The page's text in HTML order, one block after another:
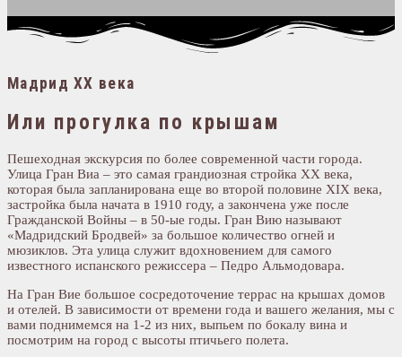
Мадрид XX века
Или прогулка по крышам
Пешеходная экскурсия по более современной части города.
Улица Гран Виа – это самая грандиозная стройка XX века,
которая была запланирована еще во второй половине XIX века,
застройка была начата в 1910 году, а закончена уже после
Гражданской Войны – в 50-ые годы. Гран Вию называют
«Мадридский Бродвей» за большое количество огней и
мюзиклов. Эта улица служит вдохновением для самого
известного испанского режиссера – Педро Альмодовара.
На Гран Вие большое сосредоточение террас на крышах домов
и отелей. В зависимости от времени года и вашего желания, мы с
вами поднимемся на 1-2 из них, выпьем по бокалу вина и
посмотрим на город с высоты птичьего полета.